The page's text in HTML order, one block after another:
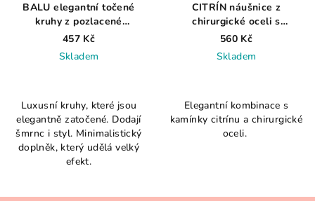
BALU elegantní točené
kruhy z pozlacené
chirurgické oceli
457 Kč
Skladem
Luxusní kruhy, které jsou
elegantně zatočené. Dodají
šmrnc i styl. Minimalistický
doplněk, který udělá velký
efekt.
CITRÍN náušnice z
chirurgické oceli s
kamenem podle měsíce
narození
560 Kč
Skladem
Elegantní kombinace s
kamínky citrínu a chirurgické
oceli.